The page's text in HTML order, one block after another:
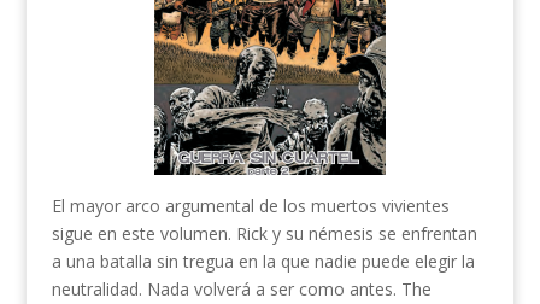
El mayor arco argumental de los muertos vivientes
sigue en este volumen. Rick y su némesis se enfrentan
a una batalla sin tregua en la que nadie puede elegir la
neutralidad. Nada volverá a ser como antes. The